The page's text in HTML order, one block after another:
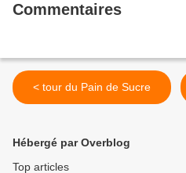
Commentaires
< tour du Pain de Sucre
Hébergé par Overblog
Top articles